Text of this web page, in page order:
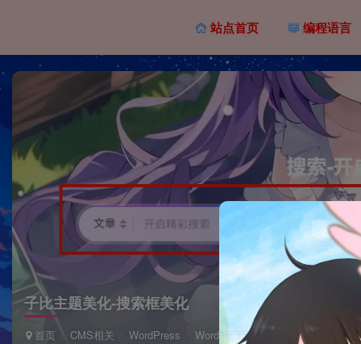
站点首页 编程语言
子比主题美化-搜索框美化
首页 CMS相关 WordPress WordPress主题 | 后端 正文